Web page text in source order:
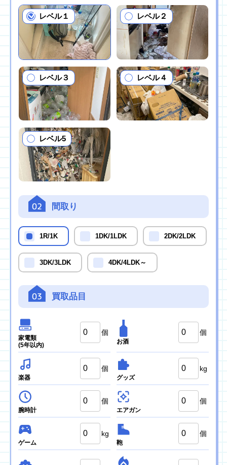
レベル１ レベル２
レベル３ レベル４
レベル5
02 間取り
1R/1K 1DK/1LDK 2DK/2LDK
3DK/3LDK 4DK/4LDK～
03 買取品目
家電類
(5年以内)
個
お酒
個
楽器
個
グッズ
kg
腕時計
個
エアガン
個
ゲーム
kg
鞄
個